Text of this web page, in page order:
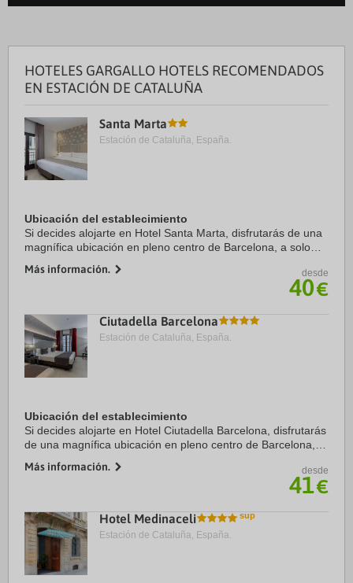
HOTELES GARGALLO HOTELS RECOMENDADOS
EN ESTACIÓN DE CATALUÑA
Santa Marta
Estación de Cataluña, España.
Ubicación del establecimiento
Si decides alojarte en Hotel Santa Marta, disfrutarás de una
magnífica ubicación en pleno centro de Barcelona, a solo
Además, este hotel se ...
Más información. desde
40€
Ciutadella Barcelona
Estación de Cataluña, España.
Ubicación del establecimiento
Si decides alojarte en Hotel Ciutadella Barcelona, disfrutarás
de una magnífica ubicación en pleno centro de Barcelona, a
de Barcelona. Además, ...
Más información. desde
41€
Hotel Medinaceli
Estación de Cataluña, España.